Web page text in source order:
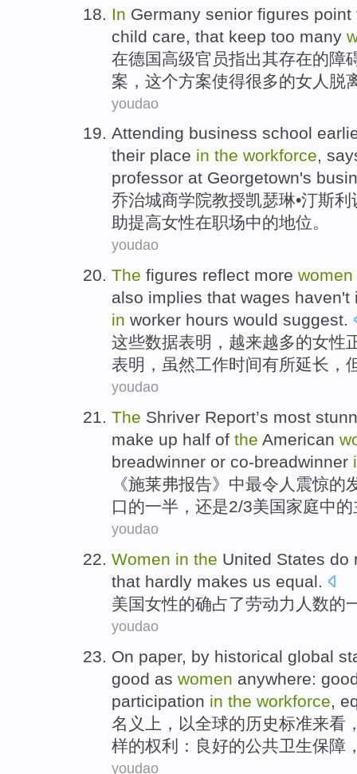
In Germany senior figures point
child care, that keep too many
在德国高级官员指出其存在的障
案， 这个方案使得很多的女人 脱
youdao
Attending business school
their place in the workforce,
professor at Georgetown's
乔治城商学院教授凯瑟琳•汀斯
助提高女性在职场中的地位。
youdao
The figures reflect more women
also implies that wages haven't
in worker hours would suggest.
这些数据表明， 越来越多的女性
表明 ， 虽然工作时间有所延长，
youdao
The Shriver Report’s most
make up half of the American
breadwinner or co-breadwinner
《施莱弗报告》中最令人震惊的
口的一半 ，还是2/3美国家庭中的
youdao
Women in the United States do
that hardly makes us equal.
美国女性的确占了劳动力 人数的
youdao
On paper, by historical global
good as women anywhere:
participation in the workforce
名义上 ， 以全球的历史标准来看
样的权利： 良好的公共卫生保障
youdao